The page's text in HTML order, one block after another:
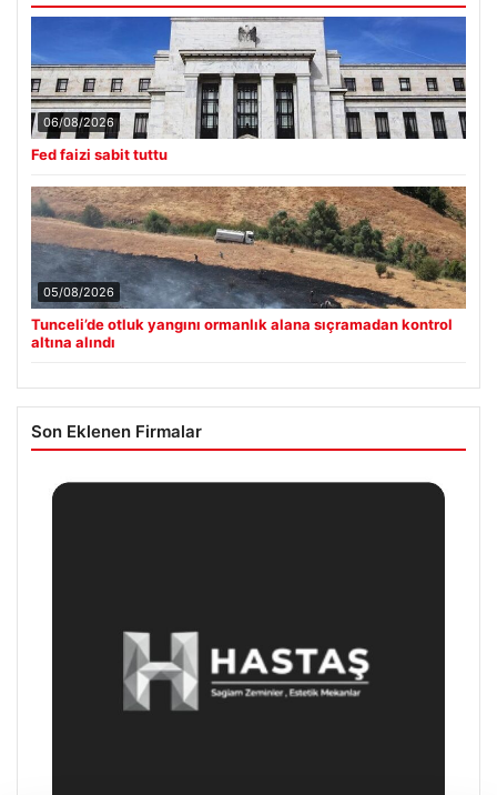
06/08/2026
Fed faizi sabit tuttu
05/08/2026
Tunceli’de otluk yangını ormanlık alana sıçramadan kontrol
altına alındı
Son Eklenen Firmalar